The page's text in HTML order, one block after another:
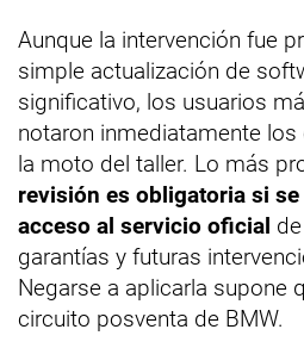
Aunque la intervención fue
simple actualización de
significativo, los usuarios
notaron inmediatamente
la moto del taller. Lo más
revisión es obligatoria si
acceso al servicio oficial
garantías y futuras
Negarse a aplicarla supone
circuito posventa de BMW.